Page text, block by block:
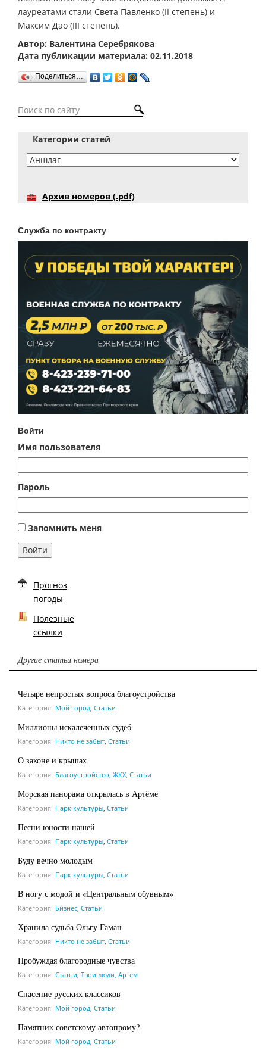
лауреатами стали Света Павленко (II степень) и
Максим Дао (III степень).
Автор: Валентина Серебрякова
Дата публикации материала: 02.11.2018
Поделиться…
Категории статей
Архив номеров (.pdf)
Служба по контракту
Войти
Имя пользователя
Пароль
Запомнить меня
Войти
Прогноз
погоды
Полезные
ссылки
Другие статьи номера
Четыре непростых вопроса благоустройства
Категория: Мой город Статьи
Миллионы искалеченных судеб
Категория: Никто не забыт Статьи
О законе и крышах
Категория: Благоустройство, ЖКХ Статьи
Морская панорама открылась в Артёме
Категория: Парк культуры Статьи
Песни юности нашей
Категория: Парк культуры Статьи
Буду вечно молодым
Категория: Парк культуры Статьи
В ногу с модой и «Центральным обувным»
Категория: Бизнес Статьи
Хранила судьба Ольгу Гаман
Категория: Никто не забыт Статьи
Пробуждая благородные чувства
Категория: Статьи Твои люди, Артем
Спасение русских классиков
Категория: Мой город Статьи
Памятник советскому автопрому?
Категория: Мой город Статьи